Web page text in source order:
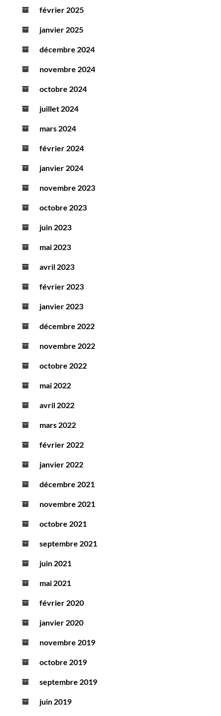
février 2025
janvier 2025
décembre 2024
novembre 2024
octobre 2024
juillet 2024
mars 2024
février 2024
janvier 2024
novembre 2023
octobre 2023
juin 2023
mai 2023
avril 2023
février 2023
janvier 2023
décembre 2022
novembre 2022
octobre 2022
mai 2022
avril 2022
mars 2022
février 2022
janvier 2022
décembre 2021
novembre 2021
octobre 2021
septembre 2021
juin 2021
mai 2021
février 2020
janvier 2020
novembre 2019
octobre 2019
septembre 2019
juin 2019